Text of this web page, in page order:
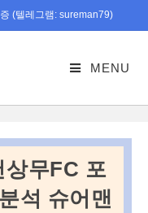
(텔레그램: sureman79)
MENU
무FC 포
석 슈어맨